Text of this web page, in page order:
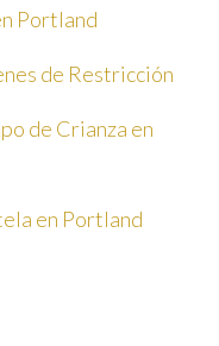
Portland
de Restricción
de Crianza en
en Portland